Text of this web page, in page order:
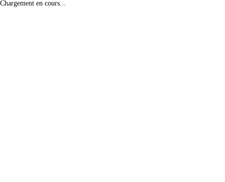
Chargement en cours...